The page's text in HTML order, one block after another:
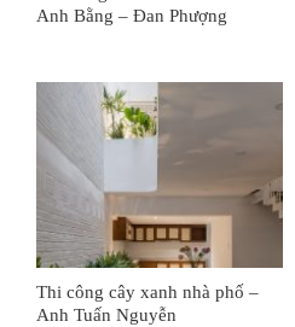
Anh Bằng – Đan Phượng
Thi công cây xanh nhà phố –
Anh Tuấn Nguyễn